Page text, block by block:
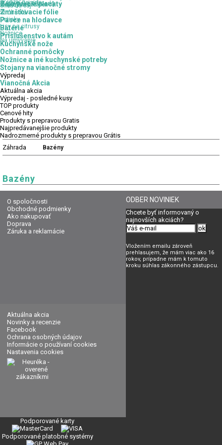
Sitká na čaj
Strúhadlá
Držiaky
Lisy na citrusy
Nožnice
Na umývanie
Stojany na víno
Kuchynské odmerky
Odpadkové koše
Zakrývacie plachty
Zmršťovacie fólie
Pasce na hlodavce
Batérie
Príslušenstvo k autám
Kuchynské nože
Ochranné pomôcky
Nožnice a iné kuchynské potreby
Stojany na vianočné stromy
Výpredaj
Vianočná Akcia
Aktuálna akcia
Výpredaj - posledné kusy
TOP produkty
Cenové hity
Produkty s prepravou Gratis
Najpredávanejšie produkty
Nadrozmerné produkty s prepravou Grátis
Záhrada
Bazény
Bazény
O spoločnosti
Obchodné podmienky
Ako nakupovať
Doprava
Záruka a reklamácie
Aktuálna akcia
Novinky a recenzie
Facebook
Ochrana osobných údajov
Informácie o používaní cookies
Nastavenia cookies
ODBER NOVINIEK
Chcete byť informovaný o
najnovších akciách?
Vložením emailu zároveň
prehlasujem, že mám viac ako 16
rokov, prípadne mám k tomuto
kroku súhlas zákonného zástupcu.
Podporované karty
Podporované platobné systémy